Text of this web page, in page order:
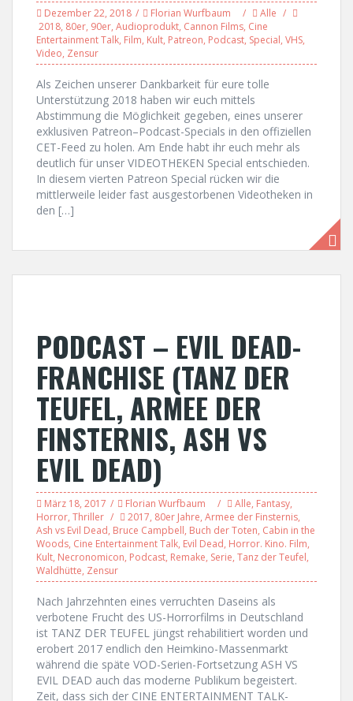
Dezember 22, 2018 Florian Wurfbaum
Alle
2018, 80er, 90er, Audioprodukt, Cannon Films, Cine
Entertainment Talk, Film, Kult, Patreon, Podcast, Special, VHS,
Video, Zensur
Als Zeichen unserer Dankbarkeit für eure tolle
Unterstützung 2018 haben wir euch mittels
Abstimmung die Möglichkeit gegeben, eines unserer
exklusiven Patreon–Podcast-Specials in den offiziellen
CET-Feed zu holen. Am Ende habt ihr euch mehr als
deutlich für unser VIDEOTHEKEN Special entschieden.
In diesem vierten Patreon Special rücken wir die
mittlerweile leider fast ausgestorbenen Videotheken in
den […]
PODCAST – EVIL DEAD-
FRANCHISE (TANZ DER
TEUFEL, ARMEE DER
FINSTERNIS, ASH VS
EVIL DEAD)
März 18, 2017 Florian Wurfbaum Alle, Fantasy,
Horror, Thriller 2017, 80er Jahre, Armee der Finsternis,
Ash vs Evil Dead, Bruce Campbell, Buch der Toten, Cabin in the
Woods, Cine Entertainment Talk, Evil Dead, Horror. Kino. Film,
Kult, Necronomicon, Podcast, Remake, Serie, Tanz der Teufel,
Waldhütte, Zensur
Nach Jahrzehnten eines verruchten Daseins als
verbotene Frucht des US-Horrorfilms in Deutschland
ist TANZ DER TEUFEL jüngst rehabilitiert worden und
erobert 2017 endlich den Heimkino-Massenmarkt
während die späte VOD-Serien-Fortsetzung ASH VS
EVIL DEAD auch das moderne Publikum begeistert.
Zeit, dass sich der CINE ENTERTAINMENT TALK-